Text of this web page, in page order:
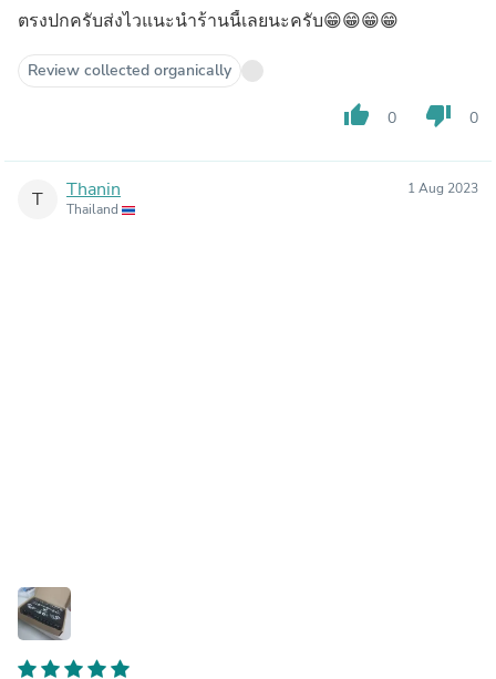
ตรงปกครับส่งไวแนะนำร้านนี้เลยนะครับ😁😁😁😁
Review collected organically
thumb_up 0 thumb_down 0
T Thanin
Thailand
1 Aug 2023